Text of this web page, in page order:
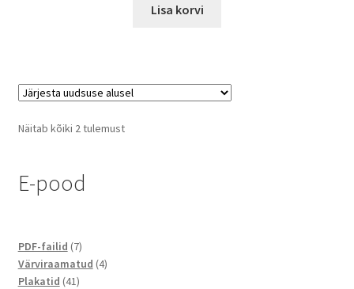
Lisa korvi
Näitab kõiki 2 tulemustSorditud
E-pood
PDF-failid 77
toodet
Värviraamatud 44
Plakatid 4141